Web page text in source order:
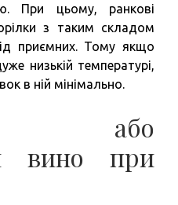
При цьому, ранкові
з таким складом
приємних. Тому якщо
низькій температурі,
в ній мінімально.
або
вино при